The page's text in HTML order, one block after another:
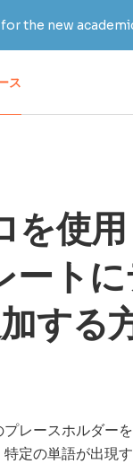
the new
ス
を使
ート
する
レースホルダー
定の単語が出現